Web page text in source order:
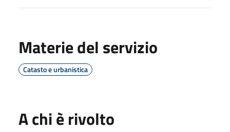
Materie del servizio
Catasto e urbanistica
A chi è rivolto